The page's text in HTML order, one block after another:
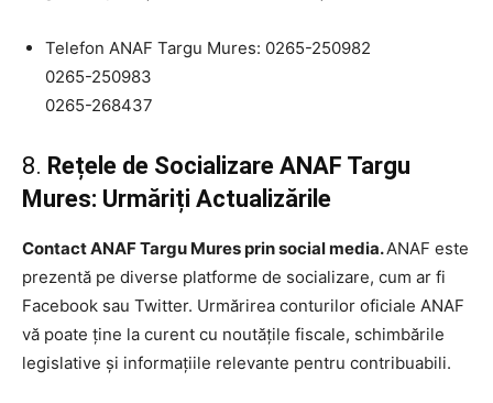
Telefon ANAF Targu Mures: 0265-250982
0265-250983
0265-268437
8. Rețele de Socializare ANAF Targu
Mures: Urmăriți Actualizările
Contact ANAF Targu Mures prin social media.ANAF este
prezentă pe diverse platforme de socializare, cum ar fi
Facebook sau Twitter. Urmărirea conturilor oficiale ANAF
vă poate ține la curent cu noutățile fiscale, schimbările
legislative și informațiile relevante pentru contribuabili.